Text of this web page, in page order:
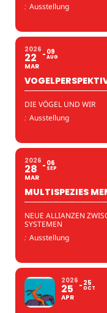
: Ausstellung
2026
22
MAR
09
AUG
DIE VÖGEL UND WIR
: Ausstellung
2026
28
MAR
06
SEP
MULTISPEZIES
NEUE ALLIANZEN
SYSTEMEN
: Ausstellung
2026
25
APR
25
OCT